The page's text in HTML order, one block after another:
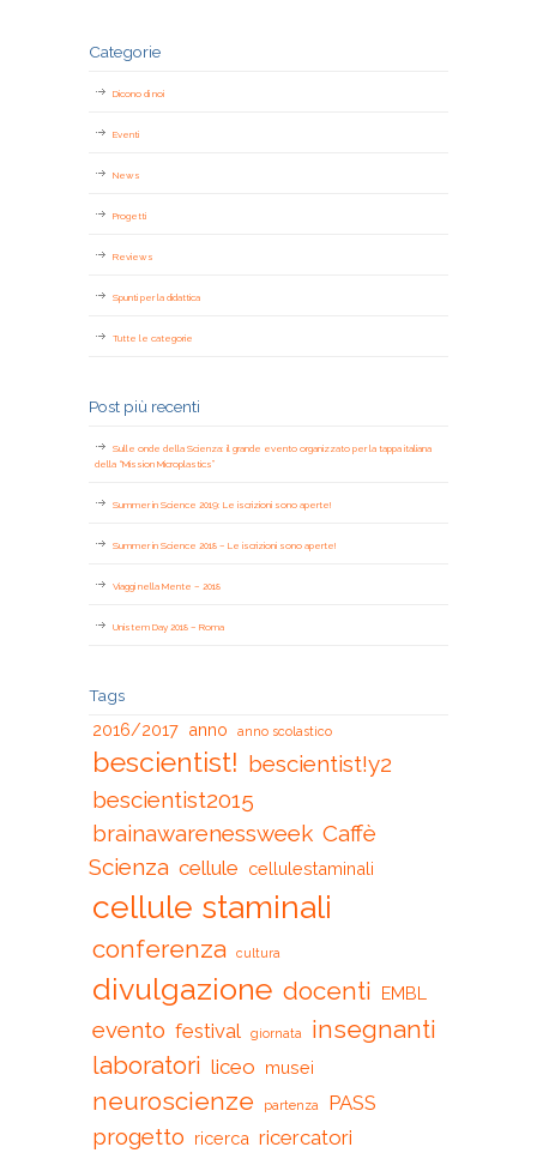
Categorie
Dicono di noi
Eventi
News
Progetti
Reviews
Spunti per la didattica
Tutte le categorie
Post più recenti
Sulle onde della Scienza: il grande evento organizzato per la tappa italiana
della “Mission Microplastics”
Summer in Science 2019: Le iscrizioni sono aperte!
Summer in Science 2018 – Le iscrizioni sono aperte!
Viaggi nella Mente – 2018
Unistem Day 2018 – Roma
Tags
2016/2017 anno anno scolastico
bescientist! bescientist!y2
bescientist2015
brainawarenessweek Caffè
Scienza cellule cellulestaminali
cellule staminali
conferenza cultura
divulgazione docenti EMBL
evento festival giornata
insegnanti
laboratori liceo musei
neuroscienze partenza PASS
progetto ricerca ricercatori